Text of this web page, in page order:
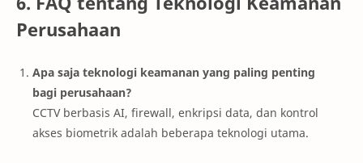
Perusahaan
Apa saja teknologi keamanan yang paling penting
bagi perusahaan?
CCTV berbasis AI, firewall, enkripsi data, dan kontrol
akses biometrik adalah beberapa teknologi utama.